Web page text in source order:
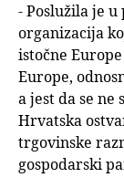
- Poslužila je
organizacija
istočne
Europe,
a jest da se
Hrvatska
trgovinske
gospodarski